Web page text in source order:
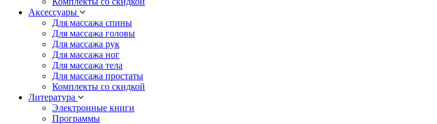
Аксессуары
Для массажа спины
Для массажа головы
Для массажа рук
Для массажа ног
Для массажа тела
Для массажа простаты
Комплекты со скидкой
Литература
Электронные книги
Программы